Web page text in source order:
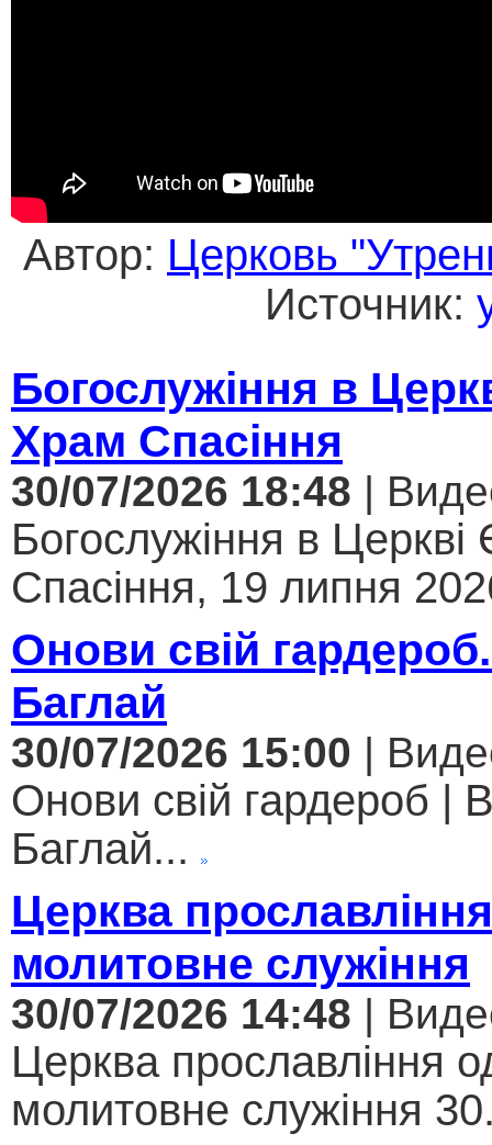
Автор: Церковь
Источник:
Богослужіння в
Храм Спасіння
30/07/2026 18:48 |
Богослужіння в
Спасіння, 19 липня
Онови свій
Баглай
30/07/2026 15:00 |
Онови свій гардероб |
Баглай...
Церква
молитовне служіння
30/07/2026 14:48 |
Церква прославління
молитовне служіння